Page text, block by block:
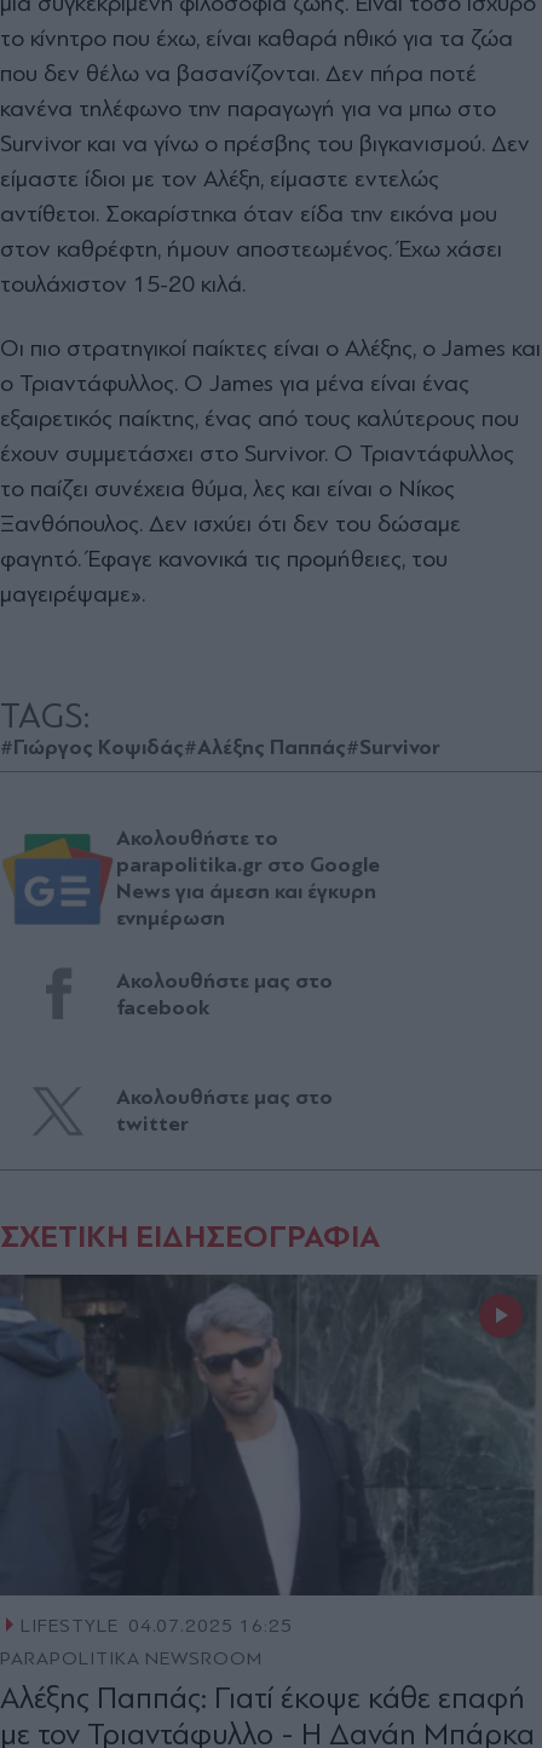
το κίνητρο που έχω, είναι καθαρά ηθικό για τα ζώα
που δεν θέλω να βασανίζονται. Δεν πήρα ποτέ
κανένα τηλέφωνο την παραγωγή για να μπω στο
Survivor και να γίνω ο πρέσβης του βιγκανισμού. Δεν
είμαστε ίδιοι με τον Αλέξη, είμαστε εντελώς
αντίθετοι. Σοκαρίστηκα όταν είδα την εικόνα μου
στον καθρέφτη, ήμουν αποστεωμένος. Έχω χάσει
τουλάχιστον 15-20 κιλά.
Οι πιο στρατηγικοί παίκτες είναι ο Αλέξης, ο James και
ο Τριαντάφυλλος. Ο James για μένα είναι ένας
εξαιρετικός παίκτης, ένας από τους καλύτερους που
έχουν συμμετάσχει στο Survivor. Ο Τριαντάφυλλος
το παίζει συνέχεια θύμα, λες και είναι ο Νίκος
Ξανθόπουλος. Δεν ισχύει ότι δεν του δώσαμε
φαγητό. Έφαγε κανονικά τις προμήθειες, του
μαγειρέψαμε».
TAGS:
#Γιώργος Κοψιδάς#Αλέξης Παππάς#Survivor
Ακολουθήστε το
parapolitika.gr στο Google
News για άμεση και έγκυρη
ενημέρωση
Ακολουθήστε μας στο
facebook
Ακολουθήστε μας στο
twitter
ΣΧΕΤΙΚΗ ΕΙΔΗΣΕΟΓΡΑΦΙΑ
LIFESTYLE
04.07.2025 16:25
PARAPOLITIKA NEWSROOM
Αλέξης Παππάς: Γιατί έκοψε κάθε επαφή
με τον Τριαντάφυλλο - Η Δανάη Μπάρκα